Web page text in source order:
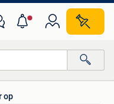
op